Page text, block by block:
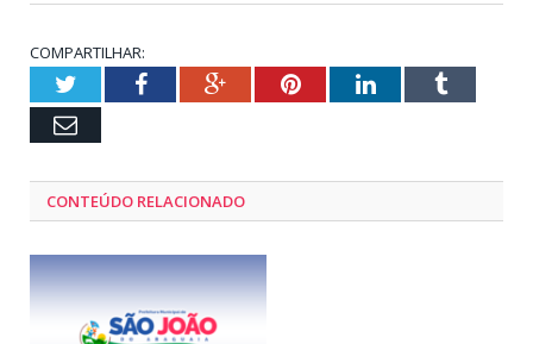
COMPARTILHAR:
TwitterFacebookGoogle+PinterestLinkedInTumblr
Email
CONTEÚDO RELACIONADO